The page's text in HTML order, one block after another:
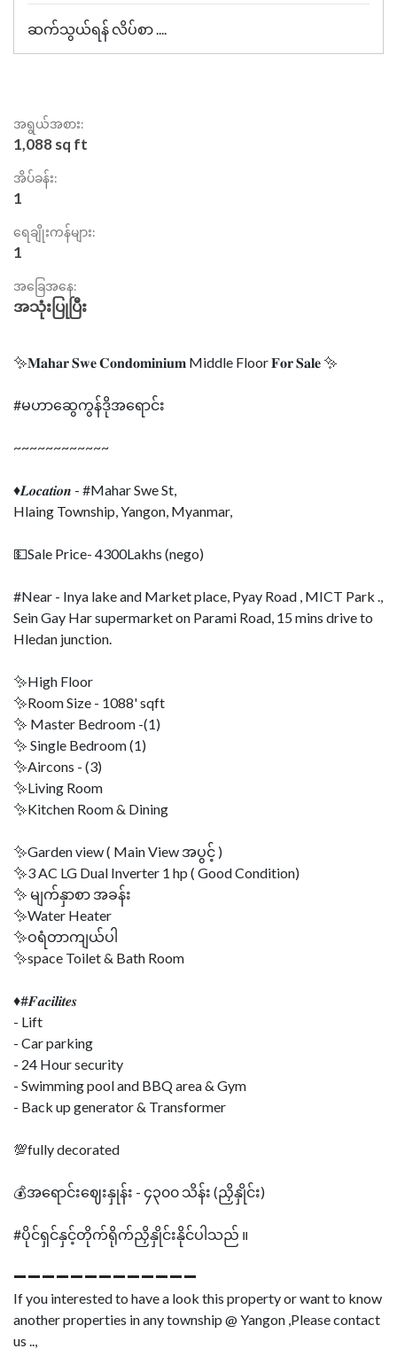
ဆက်သွယ်ရန် လိပ်စာ ....
အရွယ်အစား:
1,088 sq ft
အိပ်ခန်း:
1
ရေချိုးကန်များ:
1
အခြေအနေ:
အသုံးပြုပြီး
✨𝐌𝐚𝐡𝐚𝐫 𝐒𝐰𝐞 𝐂𝐨𝐧𝐝𝐨𝐦𝐢𝐧𝐢𝐮𝐦 Middle Floor 𝐅𝐨𝐫 𝐒𝐚𝐥𝐞 ✨
#မဟာဆွေကွန်ဒိုအရောင်း
~~~~~~~~~~~~
♦𝑳𝒐𝒄𝒂𝒕𝒊𝒐𝒏 - #Mahar Swe St,
Hlaing Township, Yangon, Myanmar,
💵Sale Price- 4300Lakhs (nego)
#Near - Inya lake and Market place, Pyay Road , MICT Park .,
Sein Gay Har supermarket on Parami Road, 15 mins drive to
Hledan junction.
✨High Floor
✨Room Size - 1088' sqft
✨ Master Bedroom -(1)
✨ Single Bedroom (1)
✨Aircons - (3)
✨Living Room
✨Kitchen Room & Dining
✨Garden view ( Main View အပွင့် )
✨3 AC LG Dual Inverter 1 hp ( Good Condition)
✨ မျက်နှာစာ အခန်း
✨Water Heater
✨ဝရံတာကျယ်ပါ
✨space Toilet & Bath Room
♦#𝑭𝒂𝒄𝒊𝒍𝒊𝒕𝒆𝒔
- Lift
- Car parking
- 24 Hour security
- Swimming pool and BBQ area & Gym
- Back up generator & Transformer
💯fully decorated
💰အရောင်းဈေးနှုန်း - ၄၃၀၀ သိန်း (ညှိနှိုင်း)
#ပိုင်ရှင်နှင့်တိုက်ရိုက်ညှိနှိုင်းနိုင်ပါသည် ။
➖➖➖➖➖➖➖➖➖➖➖➖➖
If you interested to have a look this property or want to know
another properties in any township @ Yangon ,Please contact
us ..,